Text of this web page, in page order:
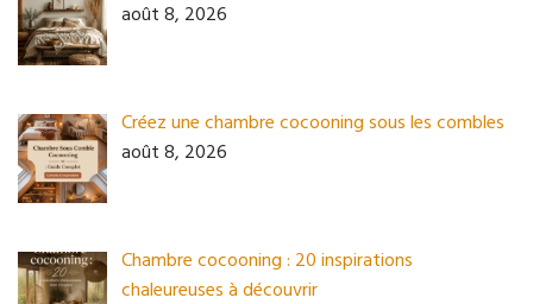
août 8, 2026
Créez une chambre cocooning sous les combles
août 8, 2026
Chambre cocooning : 20 inspirations
chaleureuses à découvrir